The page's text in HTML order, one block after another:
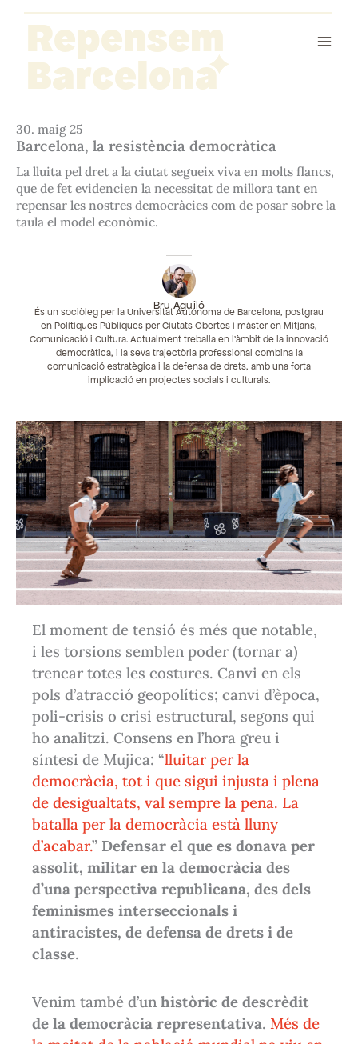
contingutRepensem
Barcelona
30. maig 25
Barcelona, la resistència democràtica
La lluita pel dret a la ciutat segueix viva en molts flancs,
que de fet evidencien la necessitat de millora tant en
repensar les nostres democràcies com de posar sobre la
taula el model econòmic.
Bru Aguiló
És un sociòleg per la Universitat Autònoma de Barcelona, postgrau
en Polítiques Públiques per Ciutats Obertes i màster en Mitjans,
Comunicació i Cultura. Actualment treballa en l’àmbit de la innovació
democràtica, i la seva trajectòria professional combina la
comunicació estratègica i la defensa de drets, amb una forta
implicació en projectes socials i culturals.
El moment de tensió és més que notable,
i les torsions semblen poder (tornar a)
trencar totes les costures. Canvi en els
pols d’atracció geopolítics; canvi d’època,
poli-crisis o crisi estructural, segons qui
ho analitzi. Consens en l’hora greu i
síntesi de Mujica: “lluitar per la
democràcia, tot i que sigui injusta i plena
de desigualtats, val sempre la pena. La
batalla per la democràcia està lluny
d’acabar.” Defensar el que es donava per
assolit, militar en la democràcia des
d’una perspectiva republicana, des dels
feminismes interseccionals i
antiracistes, de defensa de drets i de
classe.
Venim també d’unhistòric de descrèdit
de la democràcia representativa. Més de